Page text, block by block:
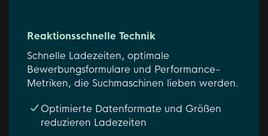
Reaktionsschnelle Technik
Schnelle Ladezeiten, optimale
Bewerbungsformulare und Performance-
Metriken, die Suchmaschinen lieben werden.
Optimierte Datenformate und Größen
reduzieren Ladezeiten